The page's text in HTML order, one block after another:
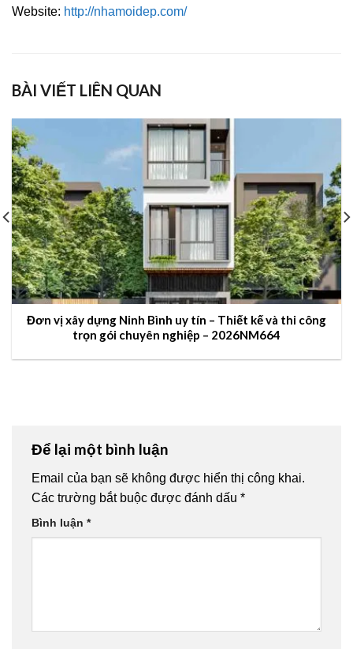
Website: http://nhamoidep.com/
BÀI VIẾT LIÊN QUAN
Đơn vị xây dựng Ninh Bình uy tín – Thiết kế và thi công
trọn gói chuyên nghiệp – 2026NM664
Để lại một bình luận
Email của bạn sẽ không được hiển thị công khai.
Các trường bắt buộc được đánh dấu *
Bình luận *